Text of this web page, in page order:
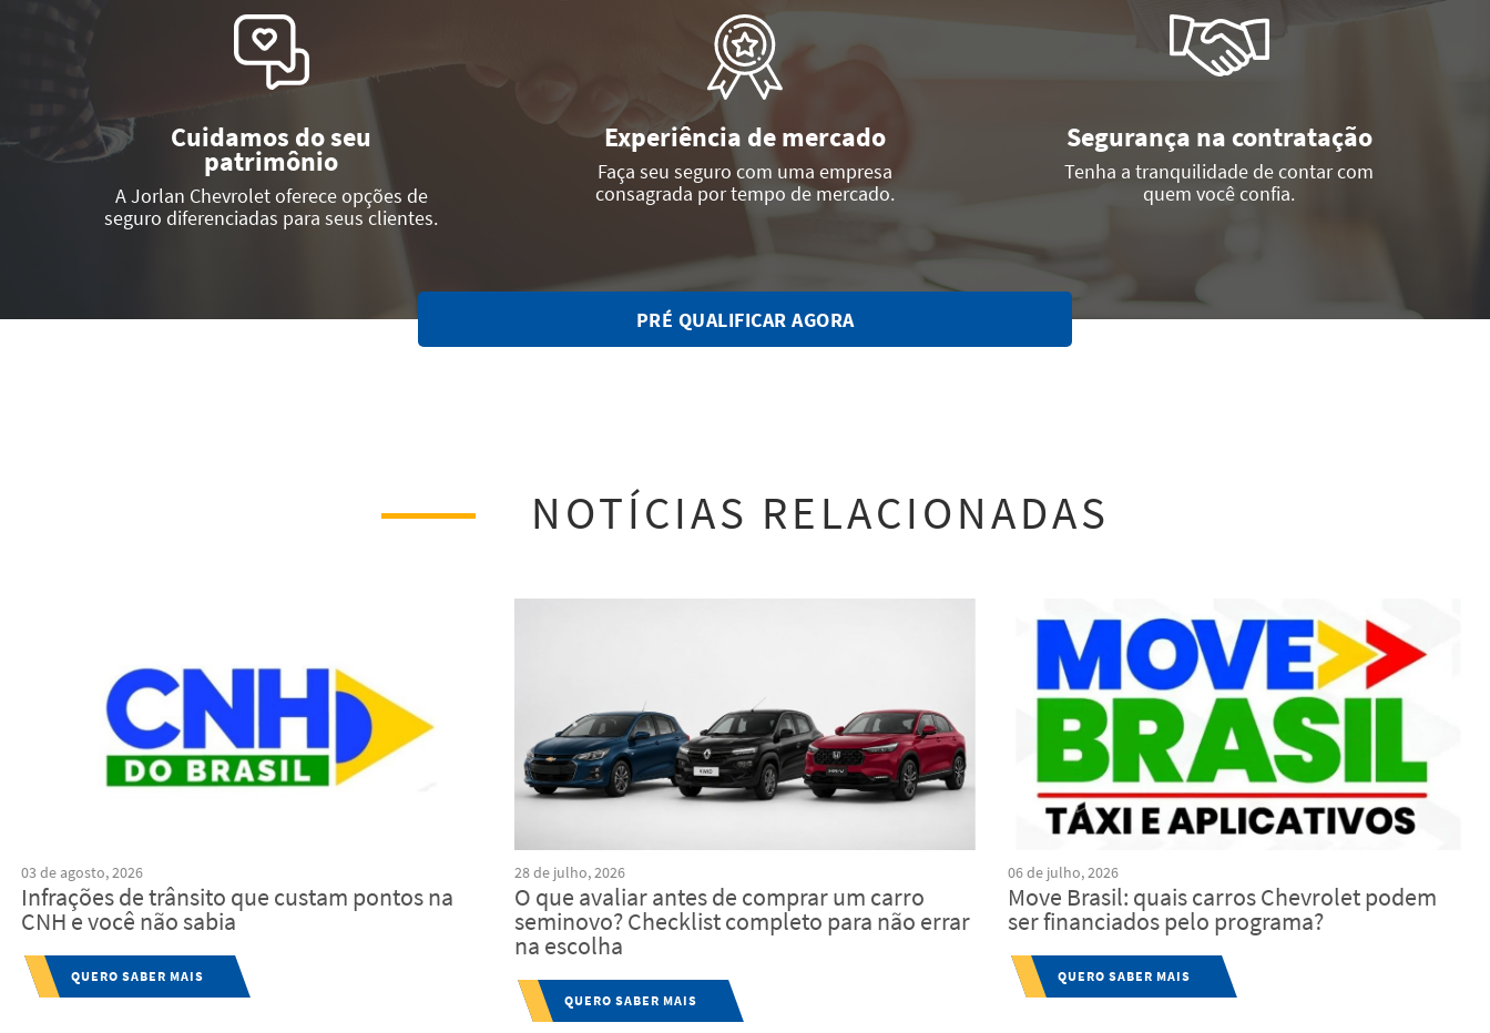
Cuidamos do seu
patrimônio
A Jorlan Chevrolet oferece opções de
seguro diferenciadas para seus clientes.
Experiência de mercado
Faça seu seguro com uma empresa
consagrada por tempo de mercado.
Segurança na contratação
Tenha a tranquilidade de contar com
quem você confia.
PRÉ QUALIFICAR AGORA
NOTÍCIAS RELACIONADAS
03 de agosto, 2026
Infrações de trânsito que custam pontos na
CNH e você não sabia
QUERO SABER MAIS
28 de julho, 2026
O que avaliar antes de comprar um carro
seminovo? Checklist completo para não errar
na escolha
QUERO SABER MAIS
06 de julho, 2026
Move Brasil: quais carros Chevrolet podem
ser financiados pelo programa?
QUERO SABER MAIS